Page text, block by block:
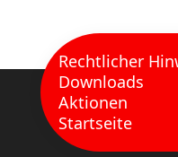
Rechtlicher
Downloads
Aktionen
Startseite